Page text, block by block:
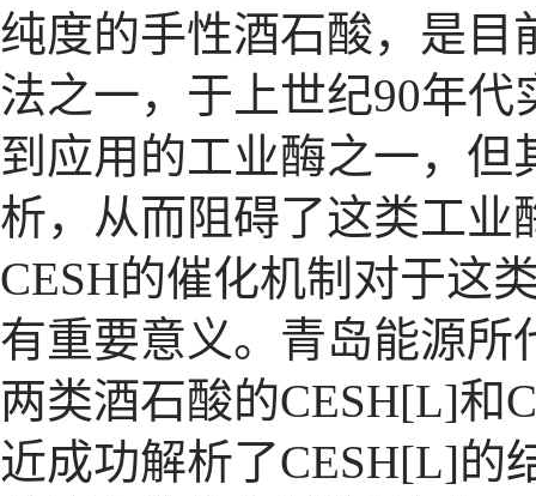
纯度的手性酒石酸，是目
法之一，于上世纪90年代
到应用的工业酶之一，
析，从而阻碍了这类工业
CESH的催化机制对于这
有重要意义。青岛能源所
两类酒石酸的CESH[L]和
近成功解析了CESH[L]的